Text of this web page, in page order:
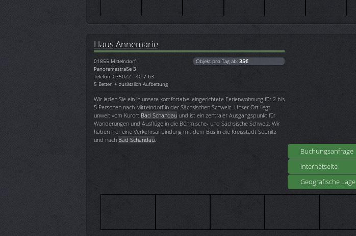
Buchungsanfrage
Internetseite
Geografische Lage
Haus Annemarie
01855 Mittelndorf
Panoramastraße 3
Telefon: 035022 - 40 7 63
5 Betten + zusätzlich Aufbettung
Objekt pro Tag ab: 35€
Wir laden Sie ein in unsere komfortabel eingerichtete Ferienwohnung für 2 bis
5 Personen nach Mittelndorf in der Sächsischen Schweiz. Unser Ort liegt
unweit vom Kurort Bad Schandau und ist ein zentraler Ausgangspunkt für
Wanderungen und Ausflüge in die Böhmische- und Sächsische Schweiz. Wir
haben hier eine Verkehrsanbindung mit dem Bus in die Kreisstadt Sebnitz
und nach Bad Schandau.